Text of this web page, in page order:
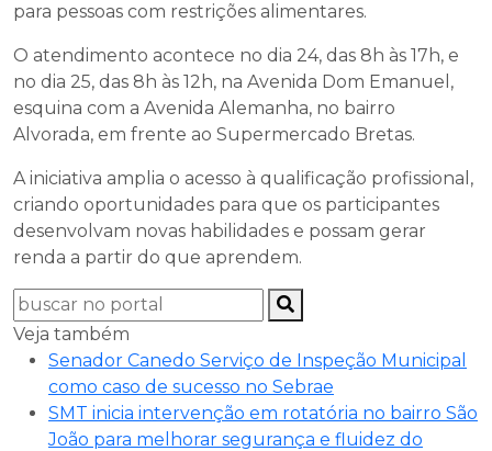
para pessoas com restrições alimentares.
O atendimento acontece no dia 24, das 8h às 17h, e
no dia 25, das 8h às 12h, na Avenida Dom Emanuel,
esquina com a Avenida Alemanha, no bairro
Alvorada, em frente ao Supermercado Bretas.
A iniciativa amplia o acesso à qualificação profissional,
criando oportunidades para que os participantes
desenvolvam novas habilidades e possam gerar
renda a partir do que aprendem.
Veja também
Senador Canedo Serviço de Inspeção Municipal
como caso de sucesso no Sebrae
SMT inicia intervenção em rotatória no bairro São
João para melhorar segurança e fluidez do